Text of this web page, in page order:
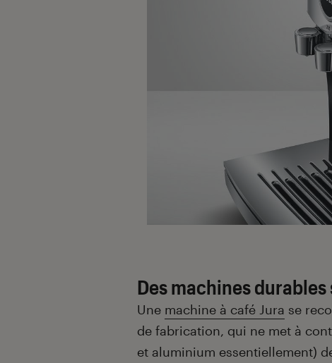
Des machines
Une machine à café Jura se
de fabrication, qui ne met à
et aluminium essentiellement)